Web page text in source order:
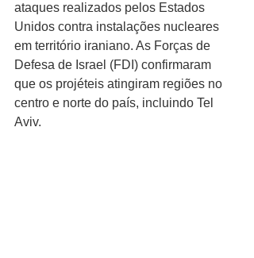
ataques realizados pelos Estados
Unidos contra instalações nucleares
em território iraniano. As Forças de
Defesa de Israel (FDI) confirmaram
que os projéteis atingiram regiões no
centro e norte do país, incluindo Tel
Aviv.